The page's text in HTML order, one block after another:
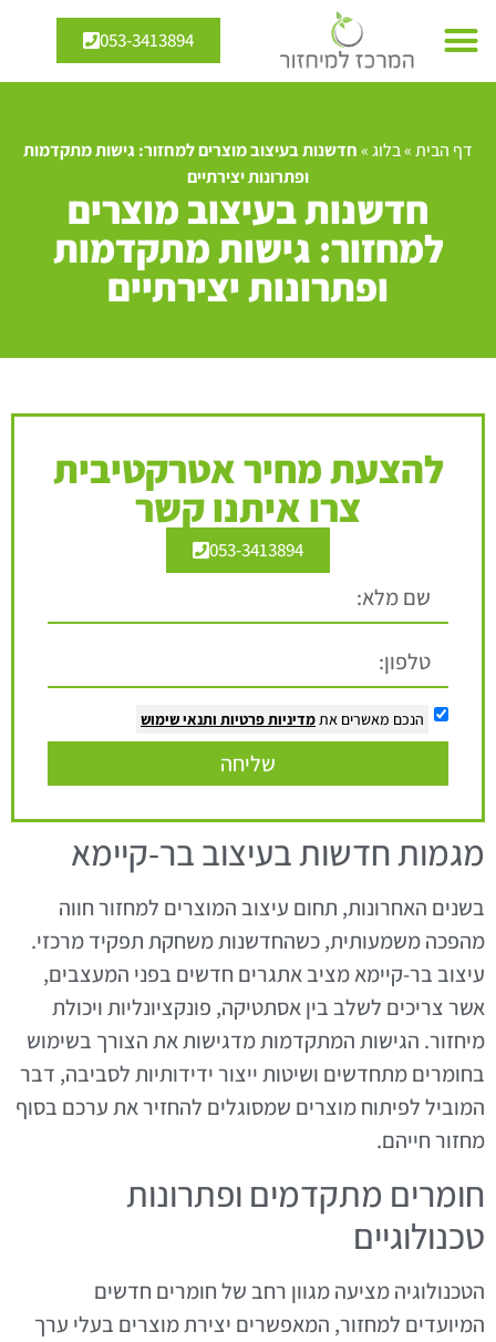
053-3413894
דף הבית»בלוג»חדשנות בעיצוב מוצרים למחזור: גישות מתקדמות
ופתרונות יצירתיים
חדשנות בעיצוב מוצרים
למחזור: גישות מתקדמות
ופתרונות יצירתיים
להצעת מחיר אטרקטיבית
צרו איתנו קשר
053-3413894
הנכם מאשרים את מדיניות פרטיות ותנאי שימוש
שליחה
מגמות חדשות בעיצוב בר-קיימא
בשנים האחרונות, תחום עיצוב המוצרים למחזור חווה
מהפכה משמעותית, כשהחדשנות משחקת תפקיד מרכזי.
עיצוב בר-קיימא מציב אתגרים חדשים בפני המעצבים,
אשר צריכים לשלב בין אסתטיקה, פונקציונליות ויכולת
מיחזור. הגישות המתקדמות מדגישות את הצורך בשימוש
בחומרים מתחדשים ושיטות ייצור ידידותיות לסביבה, דבר
המוביל לפיתוח מוצרים שמסוגלים להחזיר את ערכם בסוף
מחזור חייהם.
חומרים מתקדמים ופתרונות
טכנולוגיים
הטכנולוגיה מציעה מגוון רחב של חומרים חדשים
המיועדים למחזור, המאפשרים יצירת מוצרים בעלי ערך